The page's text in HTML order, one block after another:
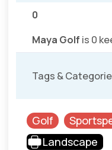
0
Maya Golf is 0
Tags &
Golf
Landscape